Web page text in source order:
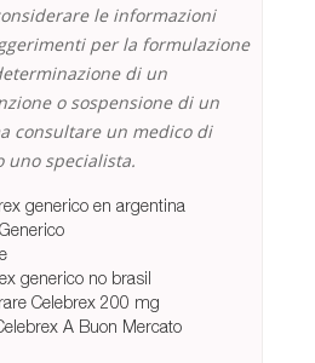
le informazioni
per la formulazione
di un
o sospensione di un
consultare un medico di
uno specialista.
generico en argentina
generico no brasil
Celebrex 200 mg
A Buon Mercato